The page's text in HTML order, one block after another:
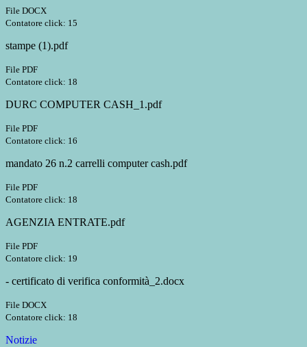
File DOCX
Contatore click: 15
stampe (1).pdf
File PDF
Contatore click: 18
DURC COMPUTER CASH_1.pdf
File PDF
Contatore click: 16
mandato 26 n.2 carrelli computer cash.pdf
File PDF
Contatore click: 18
AGENZIA ENTRATE.pdf
File PDF
Contatore click: 19
- certificato di verifica conformità_2.docx
File DOCX
Contatore click: 18
Notizie